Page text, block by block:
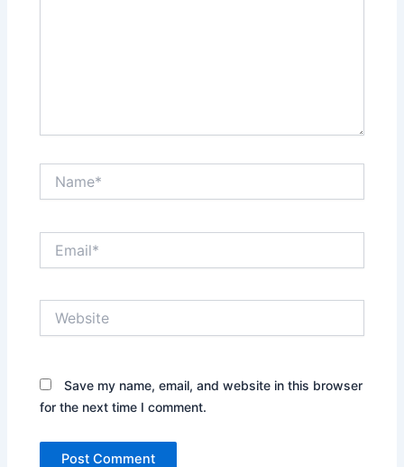
Save my name, email, and website in this browser
for the next time I comment.